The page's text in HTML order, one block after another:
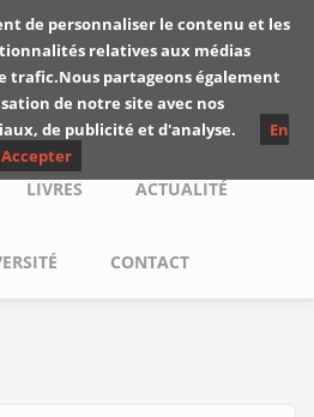
de
LIVRES ACTUALITÉ
CONTACT
de personnaliser le contenu et les
relatives aux médias
trafic.Nous partageons également
de notre site avec nos
de publicité et d'analyse.
En
Accepter